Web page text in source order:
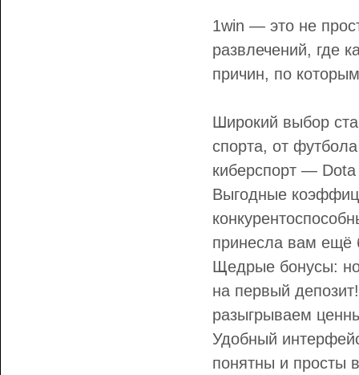
1win — это не
развлечений, где
причин, по
Широкий выбор
спорта, от
киберспорт —
Выгодные
принесла вам ещё
Щедрые бонусы:
на первый
разыгрываем
Удобный
понятны и просты